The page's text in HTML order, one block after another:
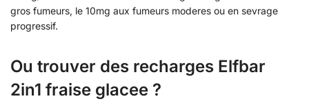
gros fumeurs, le 10mg aux fumeurs moderes ou en sevrage
progressif.
Ou trouver des recharges Elfbar
2in1 fraise glacee ?